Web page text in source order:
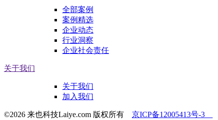
全部案例
案例精选
企业动态
行业洞察
企业社会责任
关于我们
关于我们
加入我们
©2026 来也科技Laiye.com 版权所有 京ICP备12005413号-3